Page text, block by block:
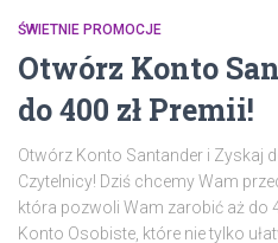
ŚWIETNIE PROMOCJE
Otwórz Konto
do 400 zł Premii!
Otwórz Konto Santander i Zyskaj
Czytelnicy! Dziś chcemy Wam
która pozwoli Wam zarobić aż do
Konto Osobiste, które nie tylko